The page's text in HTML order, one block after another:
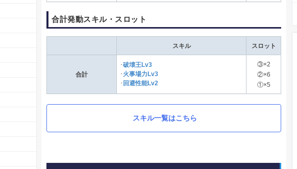
合計発動スキル・スロット
スキル スロット
合計
･破壊王Lv3
･ 火事場力Lv3
･ 回避性能Lv2
③×2
②×6
①×5
スキル一覧はこちら